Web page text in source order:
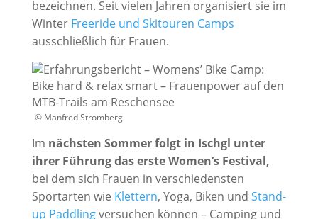
bezeichnen. Seit vielen Jahren organisiert sie im
Winter Freeride und Skitouren Camps
ausschließlich für Frauen.
© Manfred Stromberg
Im nächsten Sommer folgt in Ischgl unter
ihrer Führung das erste Women’s Festival,
bei dem sich Frauen in verschiedensten
Sportarten wie Klettern, Yoga, Biken und Stand-
up Paddlingversuchen können – Camping und